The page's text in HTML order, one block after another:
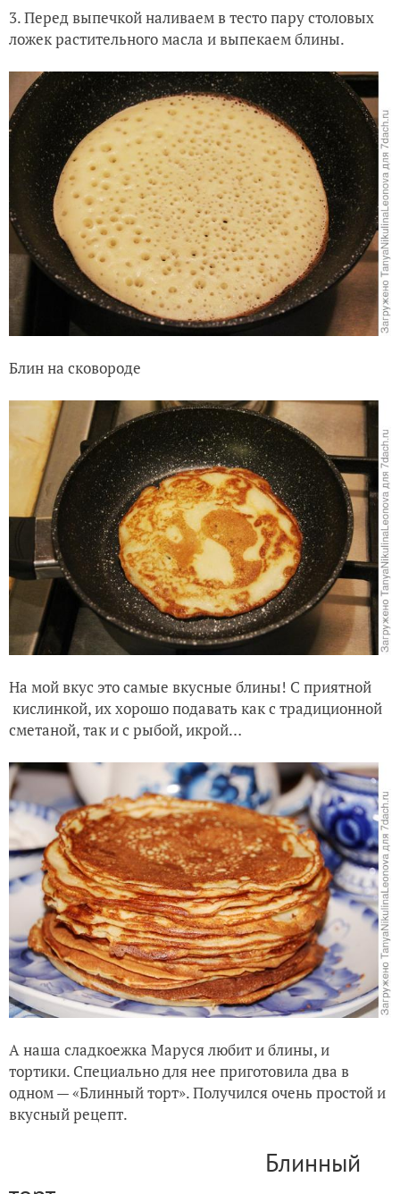
3. Перед выпечкой наливаем в тесто пару столовых
ложек растительного масла и выпекаем блины.
Блин на сковороде
На мой вкус это самые вкусные блины! С приятной
кислинкой, их хорошо подавать как с традиционной
сметаной, так и с рыбой, икрой…
А наша сладкоежка Маруся любит и блины, и
тортики. Специально для нее приготовила два в
одном — «Блинный торт». Получился очень простой и
вкусный рецепт.
Блинный